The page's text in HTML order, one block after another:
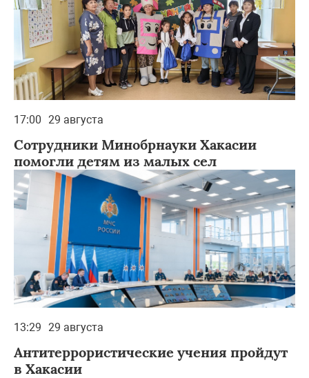
17:00 29 августа
Сотрудники Минобрнауки Хакасии
помогли детям из малых сел
13:29 29 августа
Антитеррористические учения пройдут
в Хакасии